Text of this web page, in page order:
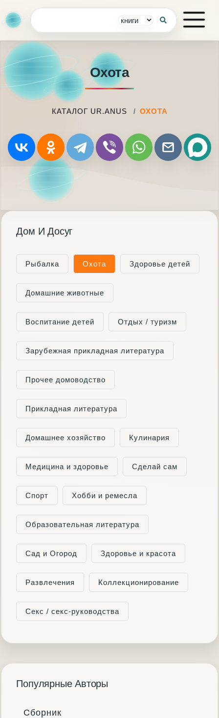
Охота
КАТАЛОГ UR.ANUS ОХОТА
Дом И Досуг
Рыбалка Охота Здоровье детей
Домашние животные
Воспитание детей Отдых / туризм
Зарубежная прикладная литература
Прочее домоводство
Прикладная литература
Домашнее хозяйство Кулинария
Медицина и здоровье Сделай сам
Спорт Хобби и ремесла
Образовательная литература
Сад и Огород Здоровье и красота
Развлечения Коллекционирование
Секс / секс-руководства
Популярные Авторы
Сборник